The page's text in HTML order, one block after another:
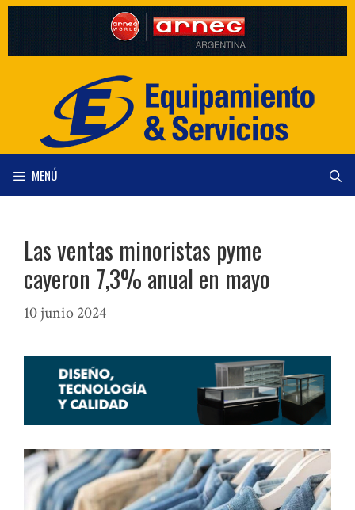
Saltar
contenido
MENÚ
Las ventas minoristas pyme
cayeron 7,3% anual en mayo
10 junio 2024